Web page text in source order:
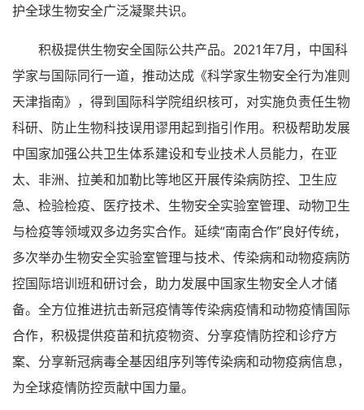
护全球生物安全广泛凝聚共识。
积极提供生物安全国际公共产品。2021年7月，中国科
学家与国际同行一道，推动达成《科学家生物安全行为准则
天津指南》，得到国际科学院组织核可，对实施负责任生物
科研、防止生物科技误用谬用起到指引作用。积极帮助发展
中国家加强公共卫生体系建设和专业技术人员能力，在亚
太、非洲、拉美和加勒比等地区开展传染病防控、卫生应
急、检验检疫、医疗技术、生物安全实验室管理、动物卫生
与检疫等领域双多边务实合作。延续“南南合作”良好传统，
多次举办生物安全实验室管理与技术、传染病和动物疫病防
控国际培训班和研讨会，助力发展中国家生物安全人才储
备。全方位推进抗击新冠疫情等传染病疫情和动物疫情国际
合作，积极提供疫苗和抗疫物资、分享疫情防控和诊疗方
案、分享新冠病毒全基因组序列等传染病和动物疫病信息，
为全球疫情防控贡献中国力量。